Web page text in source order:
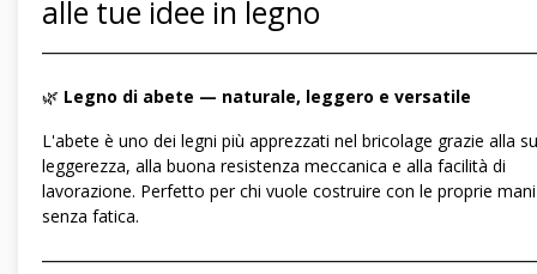
alle tue idee in legno
🌿 Legno di abete — naturale, leggero e versatile
L'abete è uno dei legni più apprezzati nel bricolage grazie alla
leggerezza, alla buona resistenza meccanica e alla facilità di
lavorazione. Perfetto per chi vuole costruire con le proprie mani
senza fatica.